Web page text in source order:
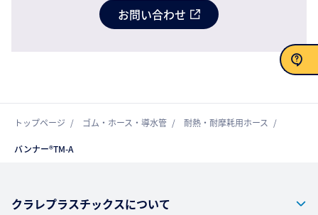
お問い合わせ
トップページ ゴム・ホース・導水管 耐熱・耐摩耗用ホース
バンナー®TM-A
クラレプラスチックスについて